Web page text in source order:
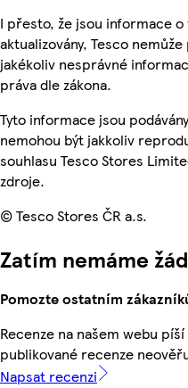
I přesto, že jsou informace
aktualizovány, Tesco
jakékoliv nesprávné
práva dle zákona.
Tyto informace jsou
nemohou být jakkoliv
souhlasu Tesco Stores
zdroje.
© Tesco Stores ČR a.s.
Zatím nemáme
Pomozte ostatním
Recenze na našem webu
publikované recenze
Napsat recenzi